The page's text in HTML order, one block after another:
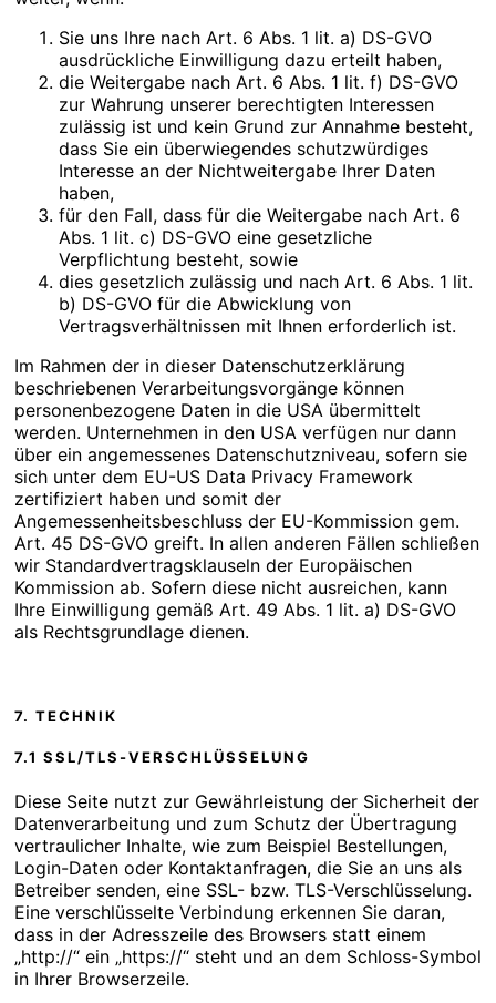
Sie uns Ihre nach Art. 6 Abs. 1 lit. a) DS-GVO
ausdrückliche Einwilligung dazu erteilt haben,
die Weitergabe nach Art. 6 Abs. 1 lit. f) DS-GVO
zur Wahrung unserer berechtigten Interessen
zulässig ist und kein Grund zur Annahme besteht,
dass Sie ein überwiegendes schutzwürdiges
Interesse an der Nichtweitergabe Ihrer Daten
haben,
für den Fall, dass für die Weitergabe nach Art. 6
Abs. 1 lit. c) DS-GVO eine gesetzliche
Verpflichtung besteht, sowie
dies gesetzlich zulässig und nach Art. 6 Abs. 1 lit.
b) DS-GVO für die Abwicklung von
Vertragsverhältnissen mit Ihnen erforderlich ist.
Im Rahmen der in dieser Datenschutzerklärung
beschriebenen Verarbeitungsvorgänge können
personenbezogene Daten in die USA übermittelt
werden. Unternehmen in den USA verfügen nur dann
über ein angemessenes Datenschutzniveau, sofern sie
sich unter dem EU-US Data Privacy Framework
zertifiziert haben und somit der
Angemessenheitsbeschluss der EU-Kommission gem.
Art. 45 DS-GVO greift. In allen anderen Fällen schließen
wir Standardvertragsklauseln der Europäischen
Kommission ab. Sofern diese nicht ausreichen, kann
Ihre Einwilligung gemäß Art. 49 Abs. 1 lit. a) DS-GVO
als Rechtsgrundlage dienen.
7. TECHNIK
7.1 SSL/TLS-VERSCHLÜSSELUNG
Diese Seite nutzt zur Gewährleistung der Sicherheit der
Datenverarbeitung und zum Schutz der Übertragung
vertraulicher Inhalte, wie zum Beispiel Bestellungen,
Login-Daten oder Kontaktanfragen, die Sie an uns als
Betreiber senden, eine SSL- bzw. TLS-Verschlüsselung.
Eine verschlüsselte Verbindung erkennen Sie daran,
dass in der Adresszeile des Browsers statt einem
„http://“ ein „https://“ steht und an dem Schloss-Symbol
in Ihrer Browserzeile.